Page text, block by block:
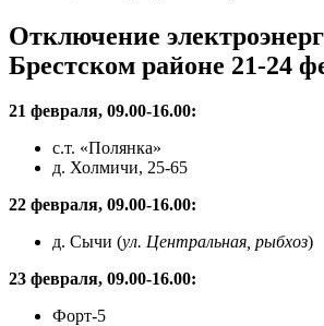
Отключение
Брестском районе 21-24
21 февраля, 09.00-16.00:
с.т. «Полянка»
д. Холмичи, 25-65
22 февраля, 09.00-16.00:
д. Сычи (ул. Центральная, рыбхоз)
23 февраля, 09.00-16.00:
Форт-5